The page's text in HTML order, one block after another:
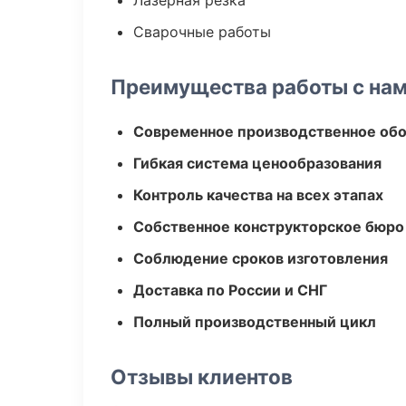
Сварочные работы
Преимущества работы с
Современное производственное
Гибкая система ценообразования
Контроль качества на всех этапах
Собственное конструкторское бюро
Соблюдение сроков изготовления
Доставка по России и СНГ
Полный производственный цикл
Отзывы клиентов